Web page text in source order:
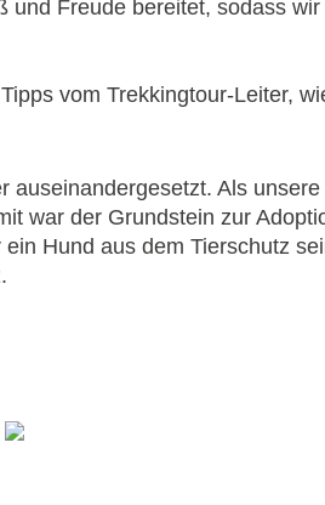
Freude bereitet, sodass
vom Trekkingtour-Leiter,
Als
war der Grundstein zur
Hund aus dem Tierschutz